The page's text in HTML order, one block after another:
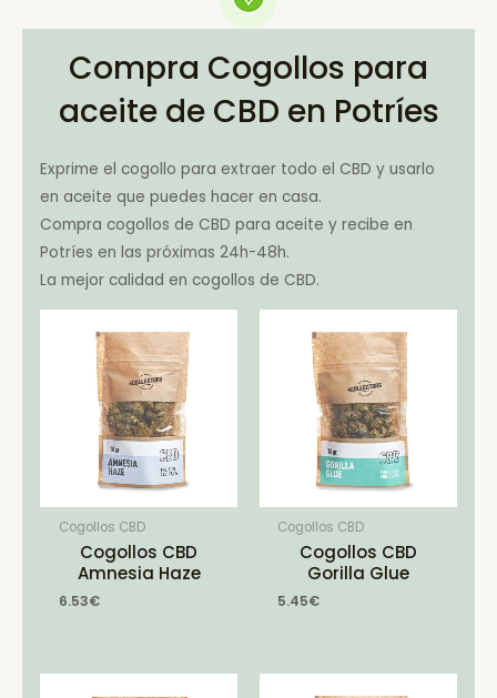
Compra Cogollos para
aceite de CBD en Potríes
Exprime el cogollo para extraer todo el CBD y usarlo
en aceite que puedes hacer en casa.
Compra cogollos de CBD para aceite y recibe en
Potríes en las próximas 24h-48h.
La mejor calidad en cogollos de CBD.
Cogollos CBD
Cogollos CBD
Amnesia Haze
6.53€
Cogollos CBD
Cogollos CBD
Gorilla Glue
5.45€